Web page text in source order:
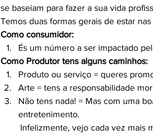
se baseiam para fazer a sua vida
Temos duas formas gerais de estar
Como consumidor:
És um número a ser impactado
Como Produtor tens alguns caminhos:
Produto ou serviço = queres
Arte = tens a responsabilidade
Não tens nada! = Mas com uma
entretenimento.